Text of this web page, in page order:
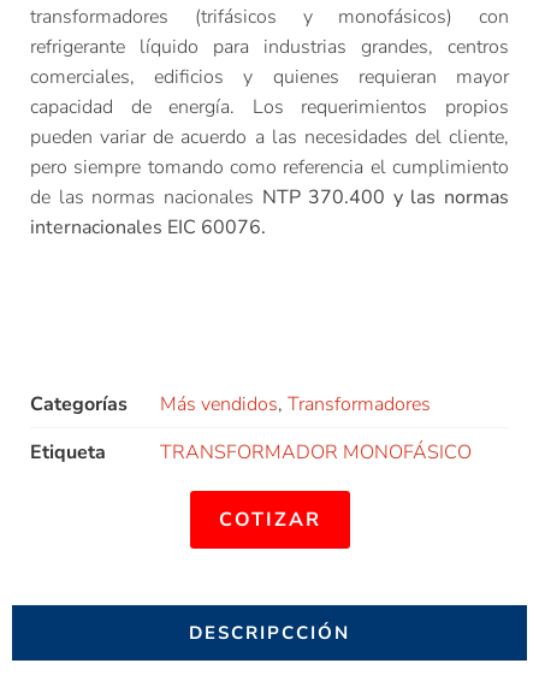
transformadores (trifásicos y monofásicos) con
refrigerante líquido para industrias grandes, centros
comerciales, edificios y quienes requieran mayor
capacidad de energía. Los requerimientos propios
pueden variar de acuerdo a las necesidades del cliente,
pero siempre tomando como referencia el cumplimiento
de las normas nacionales NTP 370.400 y las normas
internacionales EIC 60076.
Categorías Más vendidos, Transformadores
Etiqueta
TRANSFORMADOR MONOFÁSICO
COTIZAR
DESCRIPCCIÓN